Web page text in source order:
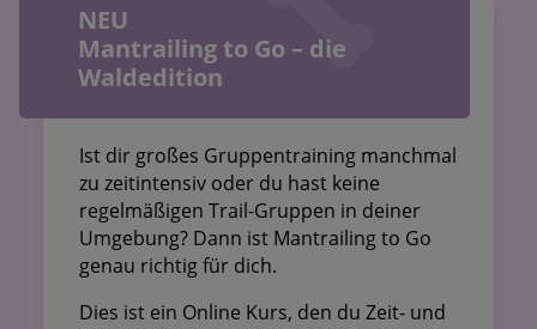
NEU
Mantrailing to Go – die
Waldedition
Ist dir großes Gruppentraining manchmal
zu zeitintensiv oder du hast keine
regelmäßigen Trail-Gruppen in deiner
Umgebung? Dann ist Mantrailing to Go
genau richtig für dich.
Dies ist ein Online Kurs, den du Zeit- und